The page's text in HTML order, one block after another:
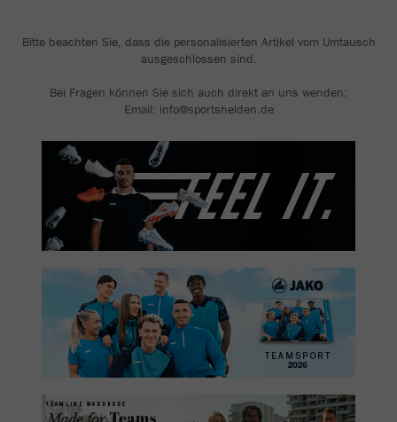
Bitte beachten Sie, dass die personalisierten Artikel vom Umtausch
ausgeschlossen sind.
Bei Fragen können Sie sich auch direkt an uns wenden:
Email: info@sportshelden.de